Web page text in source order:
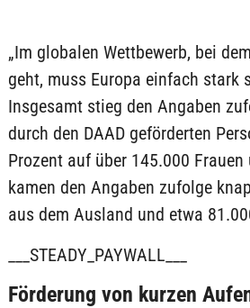
„Im globalen Wettbewerb, bei
geht, muss Europa einfach stark
Insgesamt stieg den Angaben
durch den DAAD geförderten
Prozent auf über 145.000 Frauen
kamen den Angaben zufolge
aus dem Ausland und etwa
___STEADY_PAYWALL___
Förderung von kurzen